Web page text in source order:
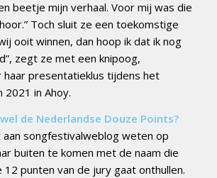
beetje mijn verhaal. Voor mij was die
Toch sluit ze een toekomstige
ooit winnen, dan hoop ik dat ik nog
zegt ze met een knipoog,
haar presentatieklus tijdens het
2021 in Ahoy.
de Nederlandse Douze Points?
aan songfestivalweblog weten op
buiten te komen met de naam die
punten van de jury gaat onthullen.